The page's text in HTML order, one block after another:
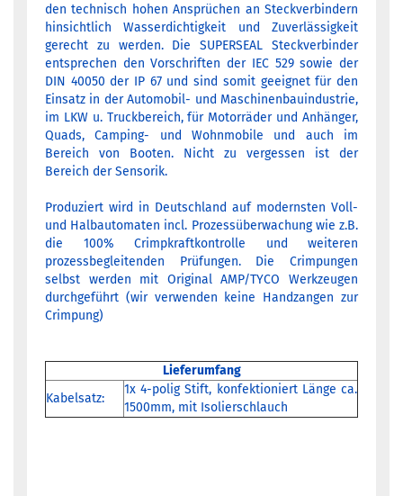
den technisch hohen Ansprüchen an Steckverbindern
hinsichtlich Wasserdichtigkeit und Zuverlässigkeit
gerecht zu werden. Die SUPERSEAL Steckverbinder
entsprechen den Vorschriften der IEC 529 sowie der
DIN 40050 der IP 67 und sind somit geeignet für den
Einsatz in der Automobil- und Maschinenbauindustrie,
im LKW u. Truckbereich, für Motorräder und Anhänger,
Quads, Camping- und Wohnmobile und auch im
Bereich von Booten. Nicht zu vergessen ist der
Bereich der Sensorik.
Produziert wird in Deutschland auf modernsten Voll-
und Halbautomaten incl. Prozessüberwachung wie z.B.
die 100% Crimpkraftkontrolle und weiteren
prozessbegleitenden Prüfungen. Die Crimpungen
selbst werden mit Original AMP/TYCO Werkzeugen
durchgeführt (wir verwenden keine Handzangen zur
Crimpung)
Lieferumfang
Kabelsatz:
1x 4-polig Stift, konfektioniert Länge ca.
1500mm, mit Isolierschlauch